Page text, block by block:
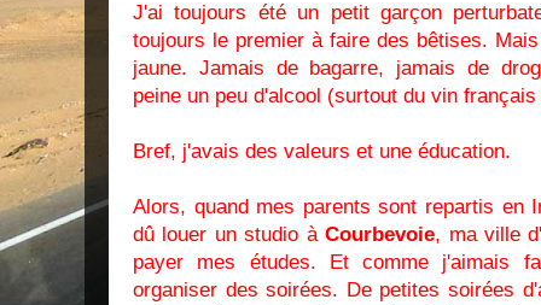
J'ai toujours été un petit garçon
toujours le premier à faire des bêtises.
jaune. Jamais de bagarre, jamais de
peine un peu d'alcool (surtout du vin
Bref, j'avais des valeurs et une éducation.
Alors, quand mes parents sont repartis en
dû louer un studio àCourbevoie, ma ville
payer mes études. Et comme j'aimais
organiser des soirées. De petites soirées